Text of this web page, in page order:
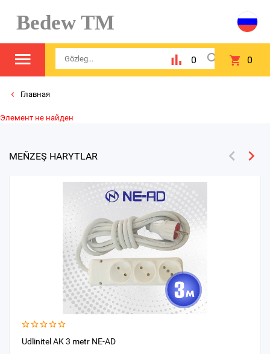
Bedew TM
0 0
Главная
Элемент не найден
MEŇZEŞ HARYTLAR
Udlinitel AK 3 metr NE-AD